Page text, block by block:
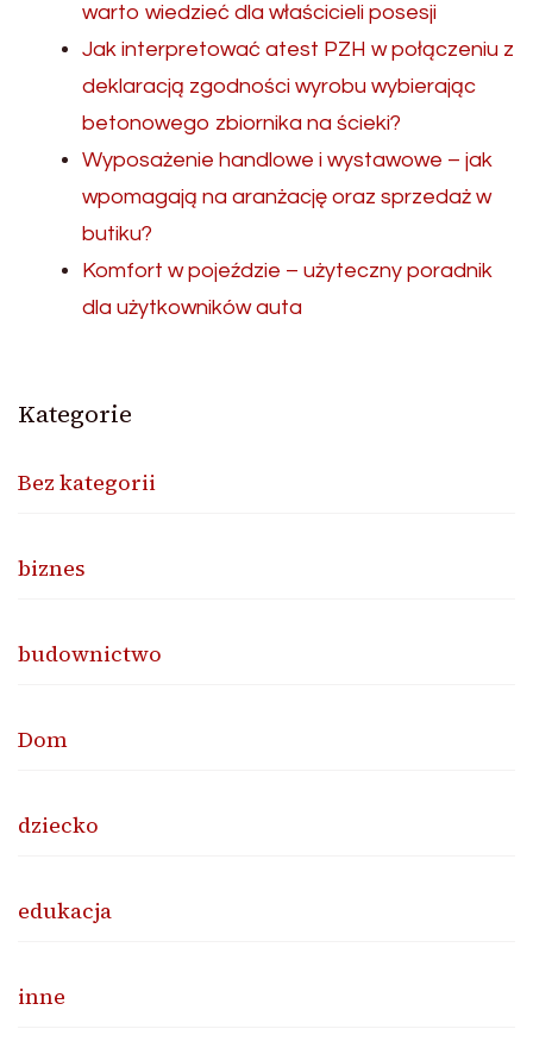
warto wiedzieć dla właścicieli posesji
Jak interpretować atest PZH w połączeniu z
deklaracją zgodności wyrobu wybierając
betonowego zbiornika na ścieki?
Wyposażenie handlowe i wystawowe – jak
wpomagają na aranżację oraz sprzedaż w
butiku?
Komfort w pojeździe – użyteczny poradnik
dla użytkowników auta
Kategorie
Bez kategorii
biznes
budownictwo
Dom
dziecko
edukacja
inne